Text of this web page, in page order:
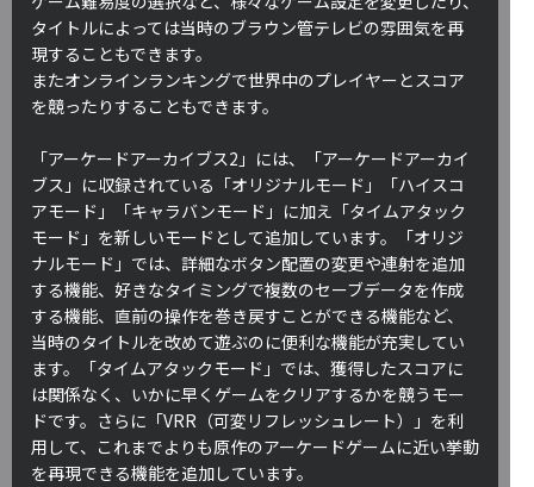
タイトルによっては当時のブラウン管テレビの雰囲気を再
現することもできます。
またオンラインランキングで世界中のプレイヤーとスコア
を競ったりすることもできます。
「アーケードアーカイブス2」には、「アーケードアーカイ
ブス」に収録されている「オリジナルモード」「ハイスコ
アモード」「キャラバンモード」に加え「タイムアタック
モード」を新しいモードとして追加しています。「オリジ
ナルモード」では、詳細なボタン配置の変更や連射を追加
する機能、好きなタイミングで複数のセーブデータを作成
する機能、直前の操作を巻き戻すことができる機能など、
当時のタイトルを改めて遊ぶのに便利な機能が充実してい
ます。「タイムアタックモード」では、獲得したスコアに
は関係なく、いかに早くゲームをクリアするかを競うモー
ドです。さらに「VRR（可変リフレッシュレート）」を利
用して、これまでよりも原作のアーケードゲームに近い挙動
を再現できる機能を追加しています。